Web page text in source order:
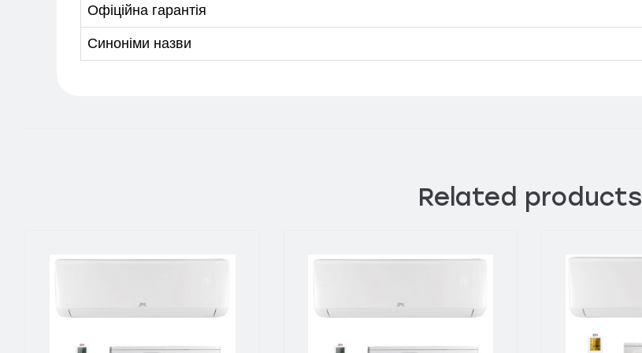
Офіційна гарантія
Синоніми назви
Related products